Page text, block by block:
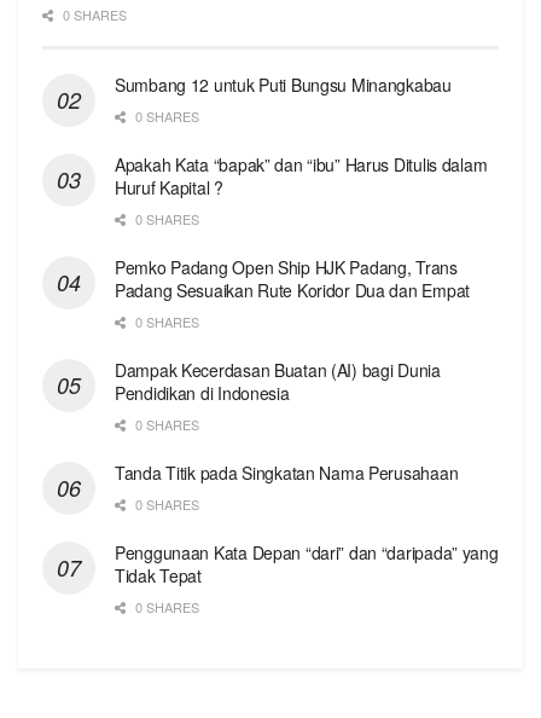
0 SHARES
Sumbang 12 untuk Puti Bungsu Minangkabau
0 SHARES
Apakah Kata “bapak” dan “ibu” Harus Ditulis dalam
Huruf Kapital ?
0 SHARES
Pemko Padang Open Ship HJK Padang, Trans
Padang Sesuaikan Rute Koridor Dua dan Empat
0 SHARES
Dampak Kecerdasan Buatan (AI) bagi Dunia
Pendidikan di Indonesia
0 SHARES
Tanda Titik pada Singkatan Nama Perusahaan
0 SHARES
Penggunaan Kata Depan “dari” dan “daripada” yang
Tidak Tepat
0 SHARES